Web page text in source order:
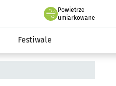
Powietrze
we Wrocławiu
umiarkowane
Festiwale